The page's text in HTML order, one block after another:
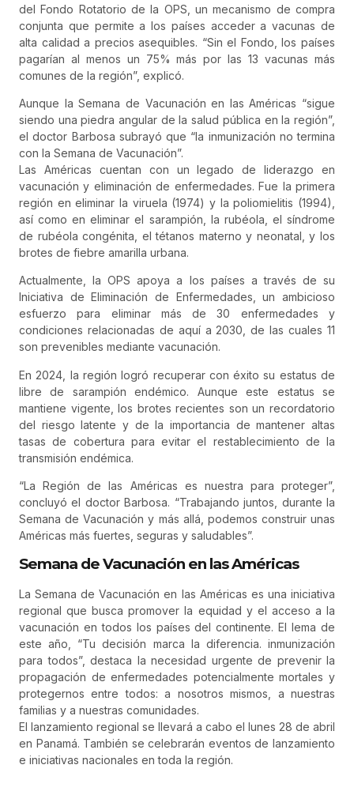
del Fondo Rotatorio de la OPS, un mecanismo de compra
conjunta que permite a los países acceder a vacunas de
alta calidad a precios asequibles. “Sin el Fondo, los países
pagarían al menos un 75% más por las 13 vacunas más
comunes de la región”, explicó.
Aunque la Semana de Vacunación en las Américas “sigue
siendo una piedra angular de la salud pública en la región”,
el doctor Barbosa subrayó que “la inmunización no termina
con la Semana de Vacunación”.
Las Américas cuentan con un legado de liderazgo en
vacunación y eliminación de enfermedades. Fue la primera
región en eliminar la viruela (1974) y la poliomielitis (1994),
así como en eliminar el sarampión, la rubéola, el síndrome
de rubéola congénita, el tétanos materno y neonatal, y los
brotes de fiebre amarilla urbana.
Actualmente, la OPS apoya a los países a través de su
Iniciativa de Eliminación de Enfermedades, un ambicioso
esfuerzo para eliminar más de 30 enfermedades y
condiciones relacionadas de aquí a 2030, de las cuales 11
son prevenibles mediante vacunación.
En 2024, la región logró recuperar con éxito su estatus de
libre de sarampión endémico. Aunque este estatus se
mantiene vigente, los brotes recientes son un recordatorio
del riesgo latente y de la importancia de mantener altas
tasas de cobertura para evitar el restablecimiento de la
transmisión endémica.
“La Región de las Américas es nuestra para proteger”,
concluyó el doctor Barbosa. “Trabajando juntos, durante la
Semana de Vacunación y más allá, podemos construir unas
Américas más fuertes, seguras y saludables”.
Semana de Vacunación en las Américas
La Semana de Vacunación en las Américas es una iniciativa
regional que busca promover la equidad y el acceso a la
vacunación en todos los países del continente. El lema de
este año, “Tu decisión marca la diferencia. inmunización
para todos”, destaca la necesidad urgente de prevenir la
propagación de enfermedades potencialmente mortales y
protegernos entre todos: a nosotros mismos, a nuestras
familias y a nuestras comunidades.
El lanzamiento regional se llevará a cabo el lunes 28 de abril
en Panamá. También se celebrarán eventos de lanzamiento
e iniciativas nacionales en toda la región.